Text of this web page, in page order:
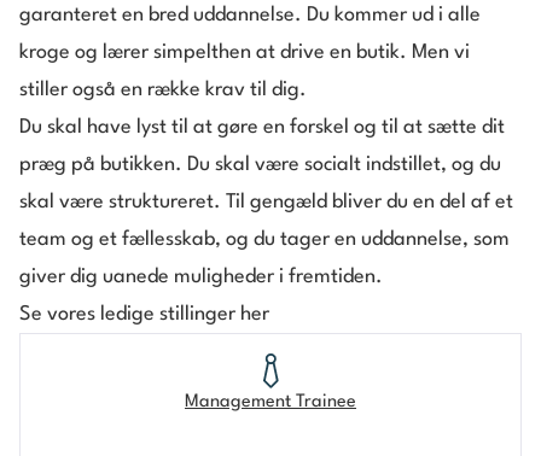
garanteret en bred uddannelse. Du kommer ud i alle
kroge og lærer simpelthen at drive en butik. Men vi
stiller også en række krav til dig.
Du skal have lyst til at gøre en forskel og til at sætte dit
præg på butikken. Du skal være socialt indstillet, og du
skal være struktureret. Til gengæld bliver du en del af et
team og et fællesskab, og du tager en uddannelse, som
giver dig uanede muligheder i fremtiden.
Se vores ledige stillinger her
Management Trainee